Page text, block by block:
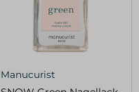
Manucurist